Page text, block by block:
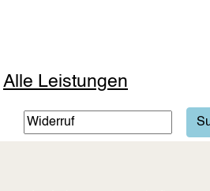
Alle Leistungen